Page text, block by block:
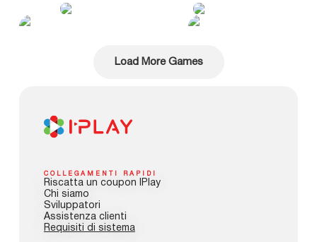
Load More Games
COLLEGAMENTI RAPIDI
Riscatta un coupon IPlay
Chi siamo
Sviluppatori
Assistenza clienti
Requisiti di sistema